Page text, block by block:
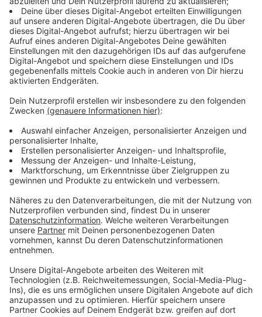
Auch digitale Veranstaltungen
Anzeige
An den folgenden Tagen gibt es virtuelle
Elternveranstaltungen zu unterschiedlichen Themen,
sodass man hier seine Fragen bequem von zu Hause
aus klären kann. Die Veranstaltungen dauern jeweils ca.
eine Stunde.
14. März, 17.30 Uhr: Ausbildung und Karriere – 10
Fragen/10 Antworten
14. März, 14.00 Uhr: Inklusive Angebote der
Berufsberatung
15. März, 18.00 Uhr: Wege nach dem Abitur